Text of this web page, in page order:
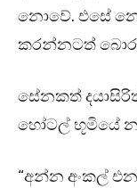
නොවේ. එසේ
කරන්නටත්
සේනකත්
හෝටල් භූමියේ
“අන්න අංකල්